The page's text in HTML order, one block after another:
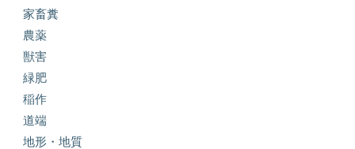
家畜糞
農薬
獣害
緑肥
稲作
道端
地形・地質